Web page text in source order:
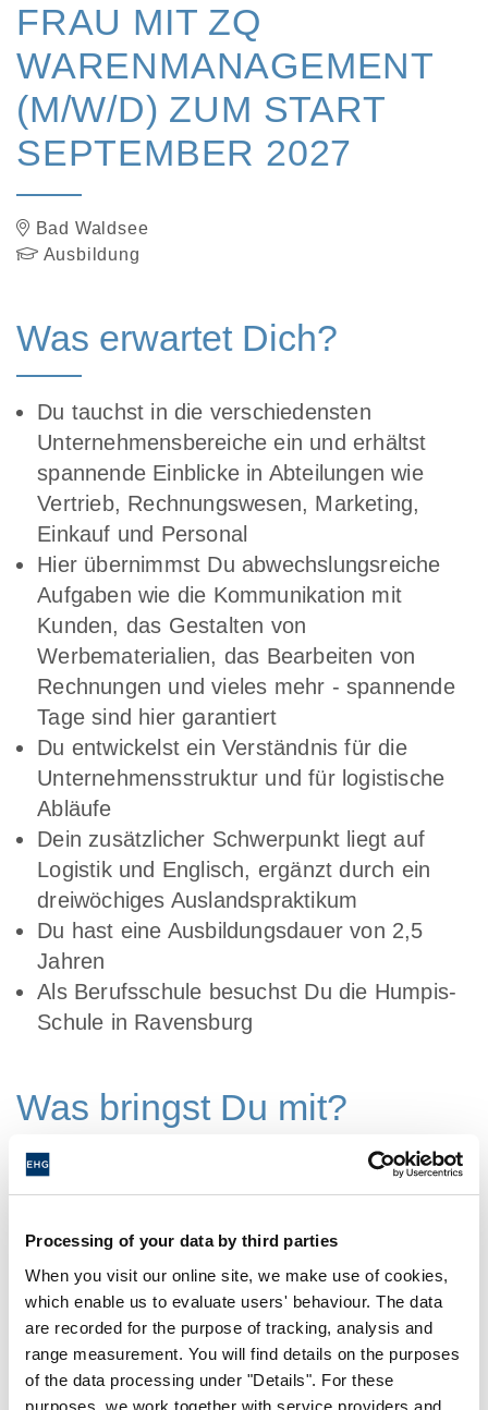
Processing of your data by third parties
When you visit our online site, we make use of cookies,
which enable us to evaluate users' behaviour. The data
are recorded for the purpose of tracking, analysis and
range measurement. You will find details on the purposes
of the data processing under "Details". For these
purposes, we work together with service providers and
FRAU MIT ZQ
WARENMANAGEMENT
(M/W/D) ZUM START
SEPTEMBER 2027
Bad Waldsee
Ausbildung
Was erwartet Dich?
Du tauchst in die verschiedensten
Unternehmensbereiche ein und erhältst
spannende Einblicke in Abteilungen wie
Vertrieb, Rechnungswesen, Marketing,
Einkauf und Personal
Hier übernimmst Du abwechslungsreiche
Aufgaben wie die Kommunikation mit
Kunden, das Gestalten von
Werbematerialien, das Bearbeiten von
Rechnungen und vieles mehr - spannende
Tage sind hier garantiert
Du entwickelst ein Verständnis für die
Unternehmensstruktur und für logistische
Abläufe
Dein zusätzlicher Schwerpunkt liegt auf
Logistik und Englisch, ergänzt durch ein
dreiwöchiges Auslandspraktikum
Du hast eine Ausbildungsdauer von 2,5
Jahren
Als Berufsschule besuchst Du die Humpis-
Schule in Ravensburg
Was bringst Du mit?
Du hast die Schule mit Fachhochschulreife,
erfolgreich abgeschlossen
Betriebswirtschaftliche Zusammenhänge
wecken bei Dir großes Interesse
Du bist kontaktfreudig und hast gute
sprachliche Kenntnisse
Planen und organisieren gehören nicht nur